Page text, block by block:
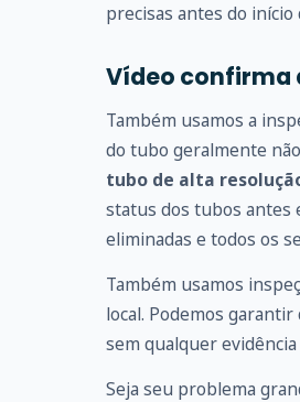
precisas antes do
Vídeo confirma
Também usamos a
do tubo geralmente
tubo de alta
status dos tubos antes
eliminadas e todos os
Também usamos
local. Podemos
sem qualquer evidência
Seja seu problema